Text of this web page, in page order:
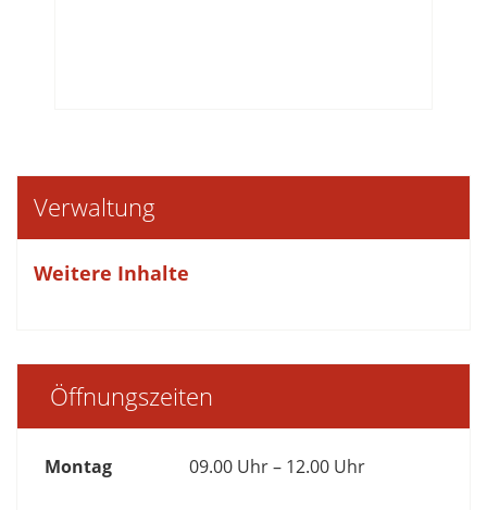
Verwaltung
Weitere Inhalte
Öffnungszeiten
Montag 09.00 Uhr – 12.00 Uhr